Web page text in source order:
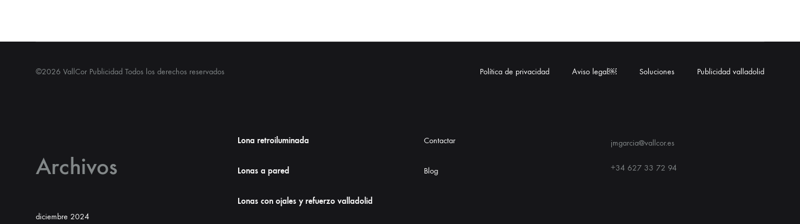
©2026 VallCor Publicidad Todos los derechos reservados Política de privacidad Aviso legal￼ Soluciones Publicidad valladolid
Archivos
diciembre 2024
Lona retroiluminada
Lonas a pared
Lonas con ojales y refuerzo valladolid
Contactar
Blog
jmgarcia@vallcor.es
+34 627 33 72 94